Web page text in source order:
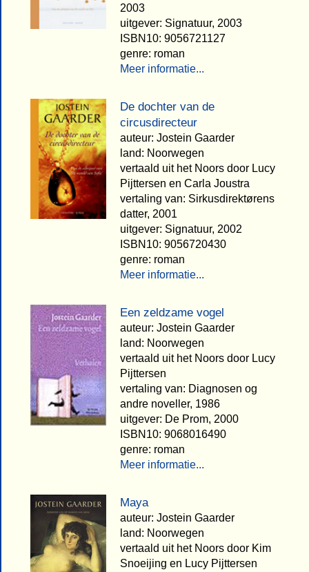
2003
uitgever: Signatuur, 2003
ISBN10: 9056721127
genre: roman
Meer informatie...
De dochter van de
circusdirecteur
auteur: Jostein Gaarder
land: Noorwegen
vertaald uit het Noors door Lucy
Pijttersen en Carla Joustra
vertaling van: Sirkusdirektørens
datter, 2001
uitgever: Signatuur, 2002
ISBN10: 9056720430
genre: roman
Meer informatie...
Een zeldzame vogel
auteur: Jostein Gaarder
land: Noorwegen
vertaald uit het Noors door Lucy
Pijttersen
vertaling van: Diagnosen og
andre noveller, 1986
uitgever: De Prom, 2000
ISBN10: 9068016490
genre: roman
Meer informatie...
Maya
auteur: Jostein Gaarder
land: Noorwegen
vertaald uit het Noors door Kim
Snoeijing en Lucy Pijttersen